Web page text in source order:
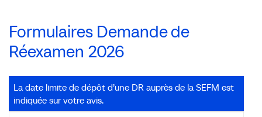
Formulaires Demande de
Réexamen 2026
La date limite de dépôt d’une DR auprès de la SEFM est
indiquée sur votre avis.